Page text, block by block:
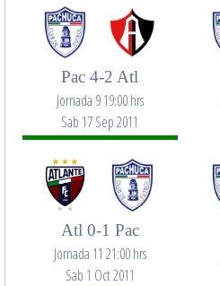
Pac 4-2 Atl
Jornada 9 19:00 hrs
Sab 17 Sep 2011
Atl 0-1 Pac
Jornada 11 21:00 hrs
Sab 1 Oct 2011